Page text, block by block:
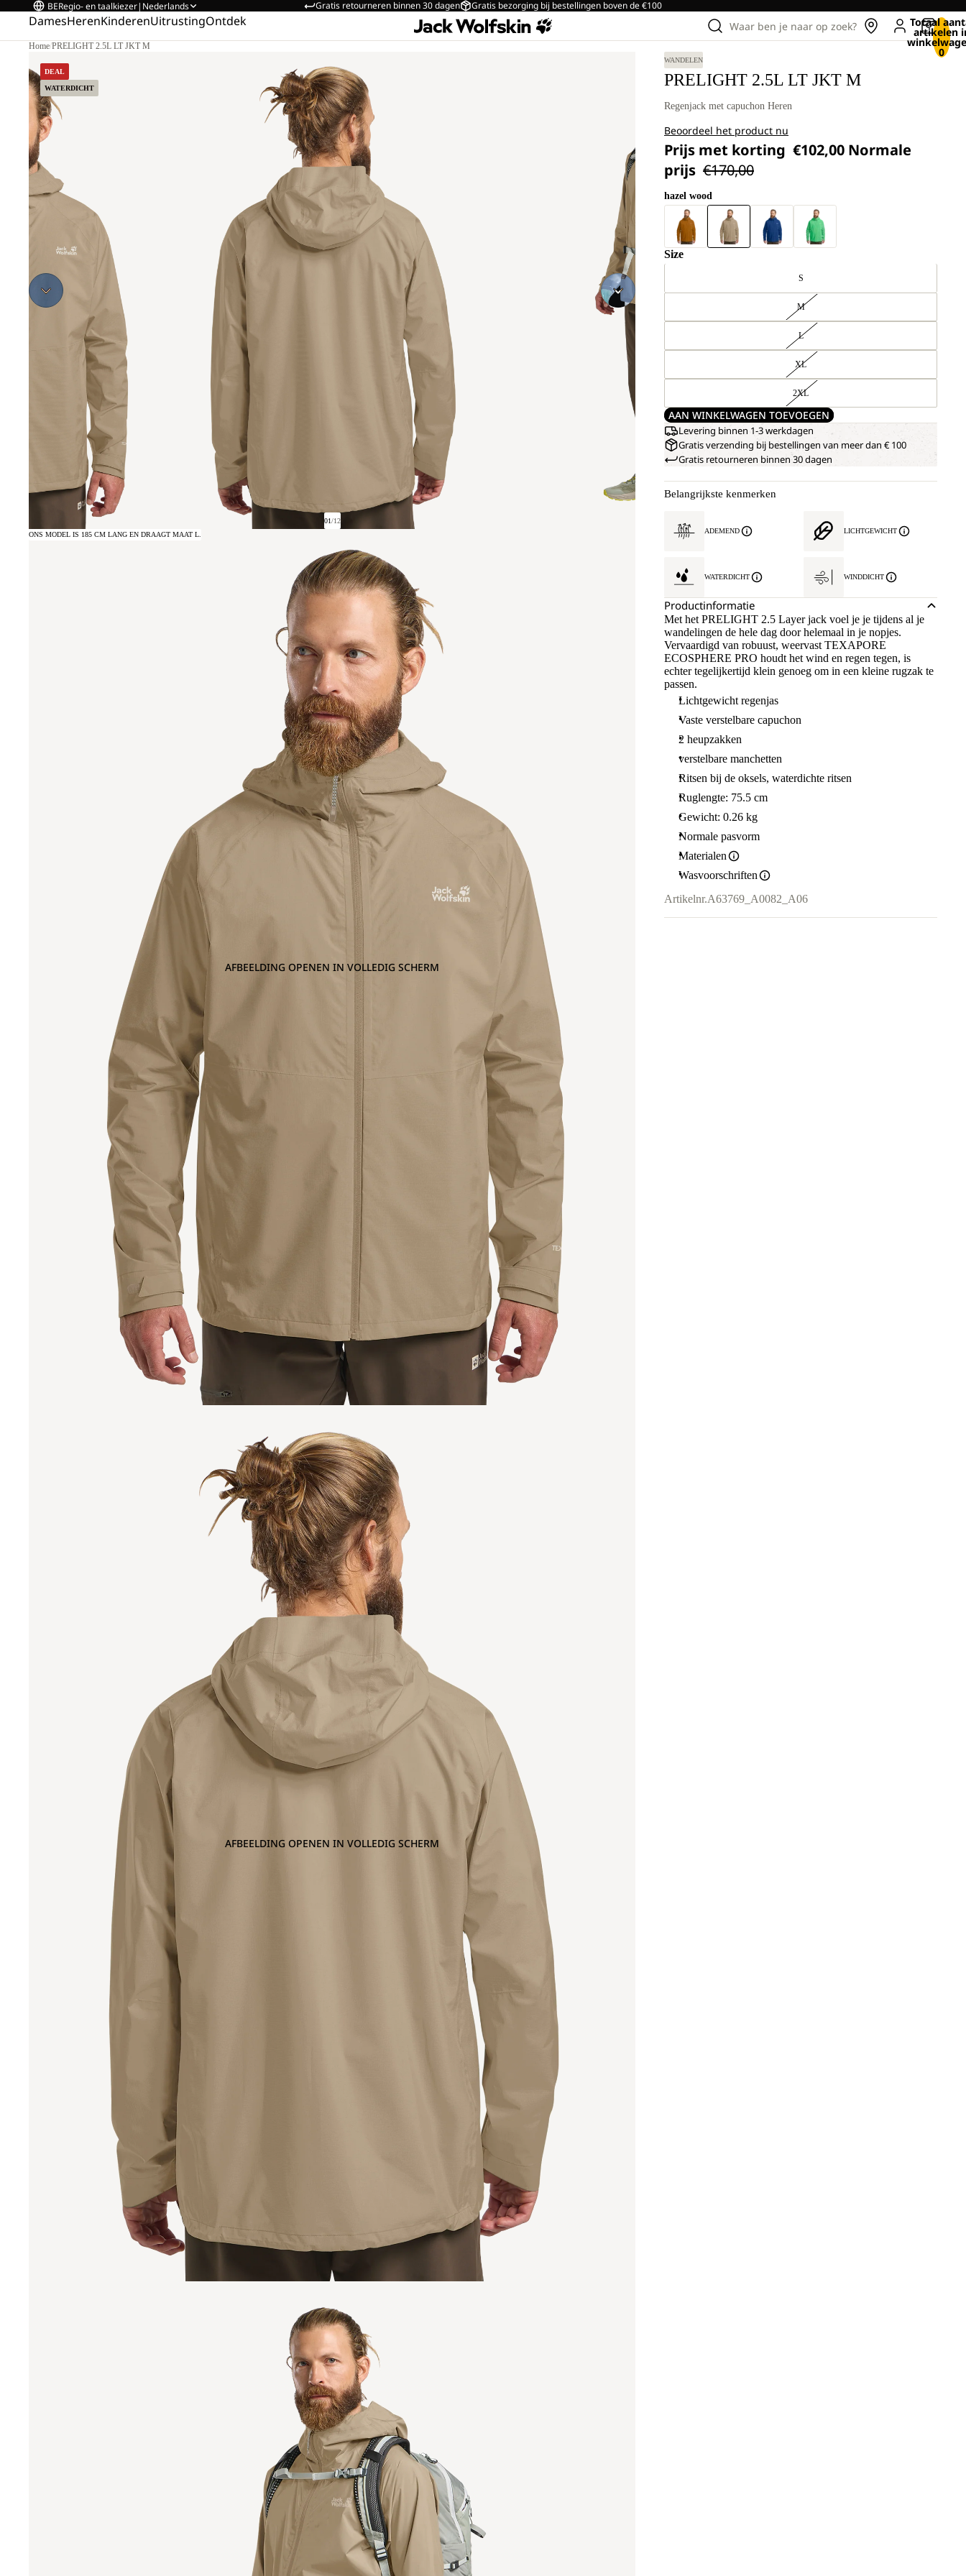
Gratis retourneren binnen 30 dagen Gratis bezorging bij bestellingen boven de €100
BERegio- en taalkiezer| Nederlands
DamesHerenKinderenUitrustingOntdek Waar ben je naar op zoek? Totaal
artikelen
0
Home/PRELIGHT 2.5L LT JKT M
DEAL
WATERDICHT
01/12
AFBEELDING OPENEN IN VOLLEDIG SCHERM
ONS MODEL IS 185 CM LANG EN DRAAGT MAAT L.
AFBEELDING OPENEN IN VOLLEDIG SCHERM
WANDELEN
PRELIGHT 2.5L LT JKT M
Regenjack met capuchon Heren
Beoordeel het product nu
Prijs met korting €102,00 Normale
prijs €170,00
hazel wood
Size
S
M
L
XL
2XL
AAN WINKELWAGEN TOEVOEGEN
Levering binnen 1-3 werkdagen
Gratis verzending bij bestellingen van meer dan € 100
Gratis retourneren binnen 30 dagen
Belangrijkste kenmerken
ADEMEND LICHTGEWICHT
WATERDICHT WINDDICHT
Productinformatie
Met het PRELIGHT 2.5 Layer jack voel je je tijdens al je
wandelingen de hele dag door helemaal in je nopjes.
Vervaardigd van robuust, weervast TEXAPORE
ECOSPHERE PRO houdt het wind en regen tegen, is
echter tegelijkertijd klein genoeg om in een kleine rugzak te
passen.
Lichtgewicht regenjas
Vaste verstelbare capuchon
2 heupzakken
verstelbare manchetten
Ritsen bij de oksels, waterdichte ritsen
Ruglengte: 75.5 cm
Gewicht: 0.26 kg
Normale pasvorm
Materialen
Wasvoorschriften
Artikelnr.A63769_A0082_A06